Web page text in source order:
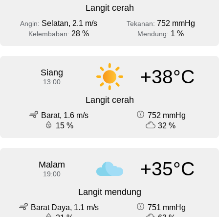
Langit cerah
Angin: Selatan, 2.1 m/s Tekanan: 752 mmHg
Kelembaban: 28 % Mendung: 1 %
Siang
13:00 +38°C
Langit cerah
Barat, 1.6 m/s
752 mmHg
15 %
32 %
Malam
19:00 +35°C
Langit mendung
Barat Daya, 1.1 m/s
751 mmHg